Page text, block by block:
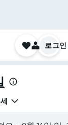
로그인